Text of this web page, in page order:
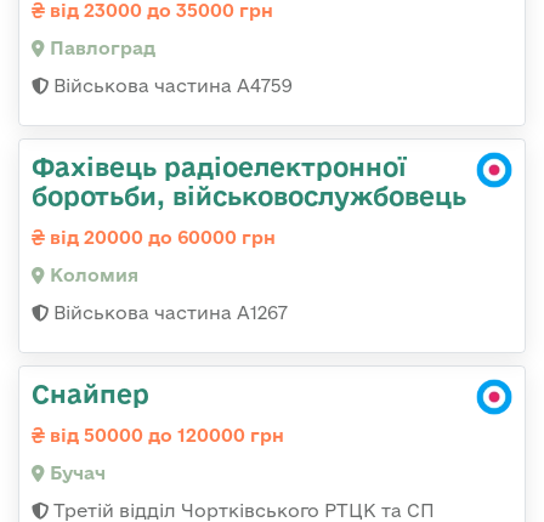
від 23000 до 35000 грн
Павлоград
Військова частина А4759
Фахівець радіоелектронної
боротьби, військовослужбовець
від 20000 до 60000 грн
Коломия
Військова частина А1267
Снайпер
від 50000 до 120000 грн
Бучач
Третій відділ Чортківського РТЦК та СП